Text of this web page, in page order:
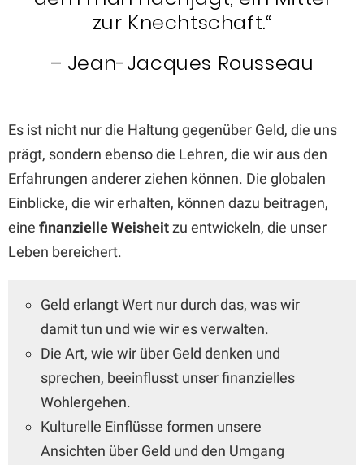
zur Knechtschaft.“
– Jean-Jacques Rousseau
Es ist nicht nur die Haltung gegenüber Geld, die uns
prägt, sondern ebenso die Lehren, die wir aus den
Erfahrungen anderer ziehen können. Die globalen
Einblicke, die wir erhalten, können dazu beitragen,
eine finanzielle Weisheitzu entwickeln, die unser
Leben bereichert.
Geld erlangt Wert nur durch das, was wir
damit tun und wie wir es verwalten.
Die Art, wie wir über Geld denken und
sprechen, beeinflusst unser finanzielles
Wohlergehen.
Kulturelle Einflüsse formen unsere
Ansichten über Geld und den Umgang